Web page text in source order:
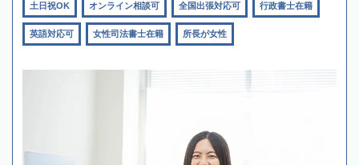
土日祝OK オンライン相談可 全国出張対応可 行政書士在籍
英語対応可 女性司法書士在籍 所長が女性